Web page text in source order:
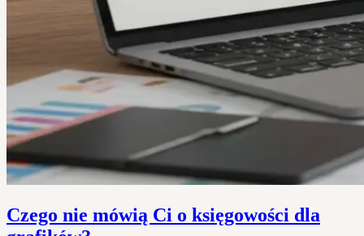
Czego nie mówią Ci o księgowości dla